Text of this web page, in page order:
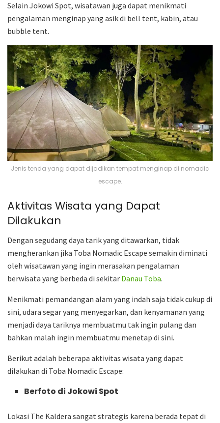
Selain Jokowi Spot, wisatawan juga dapat menikmati
pengalaman menginap yang asik di bell tent, kabin, atau
bubble tent.
Jenis tenda yang dapat dijadikan tempat menginap di nomadic
escape.
Aktivitas Wisata yang Dapat
Dilakukan
Dengan segudang daya tarik yang ditawarkan, tidak
mengherankan jika Toba Nomadic Escape semakin diminati
oleh wisatawan yang ingin merasakan pengalaman
berwisata yang berbeda di sekitar Danau Toba.
Menikmati pemandangan alam yang indah saja tidak cukup di
sini, udara segar yang menyegarkan, dan kenyamanan yang
menjadi daya tariknya membuatmu tak ingin pulang dan
bahkan malah ingin membuatmu menetap di sini.
Berikut adalah beberapa aktivitas wisata yang dapat
dilakukan di Toba Nomadic Escape:
Berfoto di Jokowi Spot
Lokasi The Kaldera sangat strategis karena berada tepat di